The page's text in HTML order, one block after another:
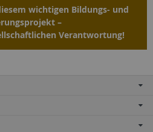
wichtigen Bildungs- und
–
Verantwortung!